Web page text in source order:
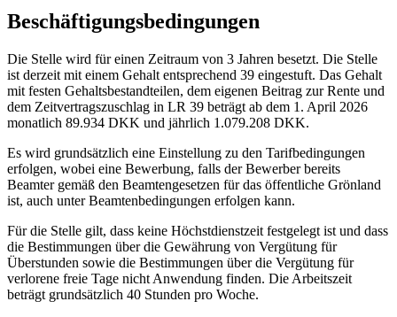
Beschäftigungsbedingungen
Die Stelle wird für einen Zeitraum von 3 Jahren besetzt. Die Stelle
ist derzeit mit einem Gehalt entsprechend 39 eingestuft. Das Gehalt
mit festen Gehaltsbestandteilen, dem eigenen Beitrag zur Rente und
dem Zeitvertragszuschlag in LR 39 beträgt ab dem 1. April 2026
monatlich 89.934 DKK und jährlich 1.079.208 DKK.
Es wird grundsätzlich eine Einstellung zu den Tarifbedingungen
erfolgen, wobei eine Bewerbung, falls der Bewerber bereits
Beamter gemäß den Beamtengesetzen für das öffentliche Grönland
ist, auch unter Beamtenbedingungen erfolgen kann.
Für die Stelle gilt, dass keine Höchstdienstzeit festgelegt ist und dass
die Bestimmungen über die Gewährung von Vergütung für
Überstunden sowie die Bestimmungen über die Vergütung für
verlorene freie Tage nicht Anwendung finden. Die Arbeitszeit
beträgt grundsätzlich 40 Stunden pro Woche.